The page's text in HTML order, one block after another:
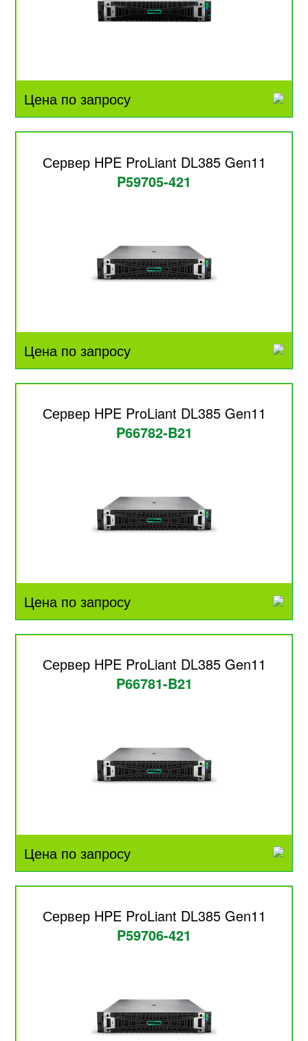
Цена по запросу
Сервер HPE ProLiant DL385 Gen11
P59705-421
Цена по запросу
Сервер HPE ProLiant DL385 Gen11
P66782-B21
Цена по запросу
Сервер HPE ProLiant DL385 Gen11
P66781-B21
Цена по запросу
Сервер HPE ProLiant DL385 Gen11
P59706-421